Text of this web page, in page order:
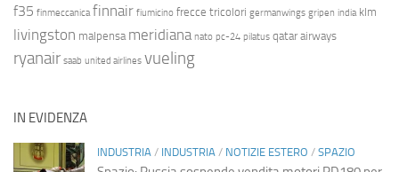
f35 finmeccanica finnair fiumicino frecce tricolori germanwings gripen india klm
livingston malpensa meridiana nato pc-24 pilatus qatar airways
ryanair saab united airlines vueling
IN EVIDENZA
INDUSTRIA / INDUSTRIA / NOTIZIE ESTERO / SPAZIO